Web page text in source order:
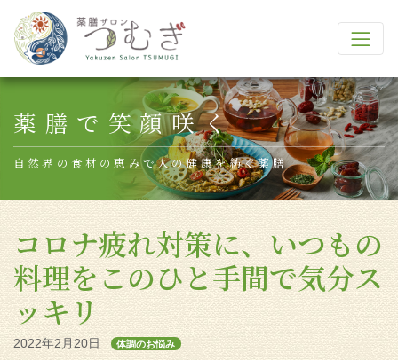
Main Navigation
薬膳で笑顔咲く
自然界の食材の恵みで人の健康を紡ぐ薬膳
コロナ疲れ対策に、いつもの
料理をこのひと手間で気分ス
ッキリ
2022年2月20日 体調のお悩み